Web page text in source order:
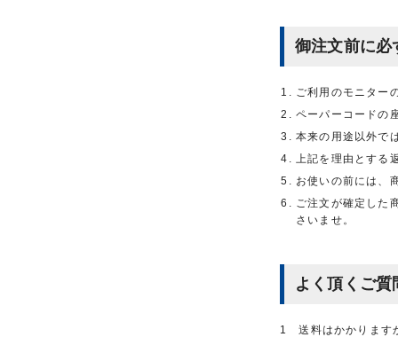
御注文前に必
ご利用のモニター
ペーパーコードの
本来の用途以外で
上記を理由とする
お使いの前には、
ご注文が確定した
さいませ。
よく頂くご質
1 送料はかかります